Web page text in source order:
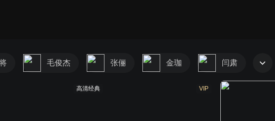
毛俊杰 张俪 金珈 闫肃
高清经典 VIP